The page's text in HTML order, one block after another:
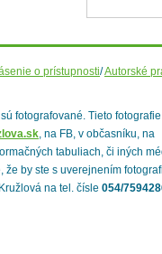
o prístupnosti/Autorské
fotografované. Tieto
, na FB, v občasníku, na
tabuliach, či iných
že by ste s uverejnením
na tel. čísle 054/